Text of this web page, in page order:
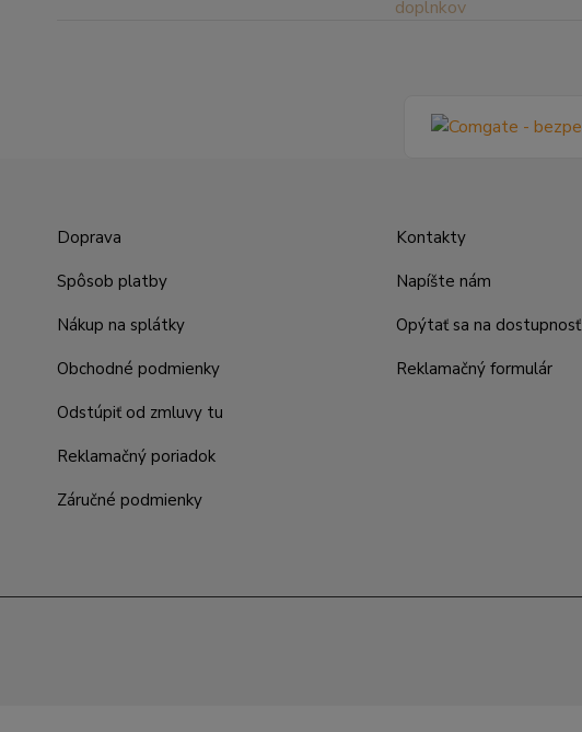
Doprava
Spôsob platby
Nákup na splátky
Obchodné podmienky
Odstúpiť od zmluvy tu
Reklamačný poriadok
Záručné podmienky
Kontakty
Napíšte nám
Opýtať sa na dostupnosť
Reklamačný formulár